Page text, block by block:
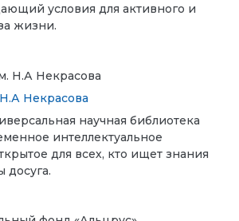
условия для активного и
жизни.
Некрасова
научная библиотека
интеллектуальное
для всех, кто ищет знания
досуга.